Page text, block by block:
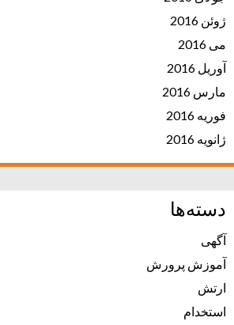
ژوئن 2016
می 2016
آوریل 2016
مارس 2016
فوریه 2016
ژانویه 2016
دسته‌ها
آگهی
آموزش پرورش
ارتش
استخدام